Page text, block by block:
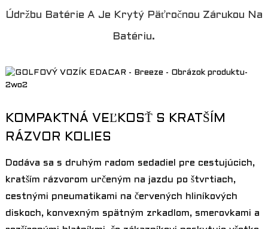
Údržbu Batérie A Je Krytý Päťročnou Zárukou Na
Batériu.
KOMPAKTNÁ VEĽKOSŤ S KRATŠÍM
RÁZVOR KOLIES
Dodáva sa s druhým radom sedadiel pre cestujúcich,
kratším rázvorom určeným na jazdu po štvrtiach,
cestnými pneumatikami na červených hliníkových
diskoch, konvexným spätným zrkadlom, smerovkami a